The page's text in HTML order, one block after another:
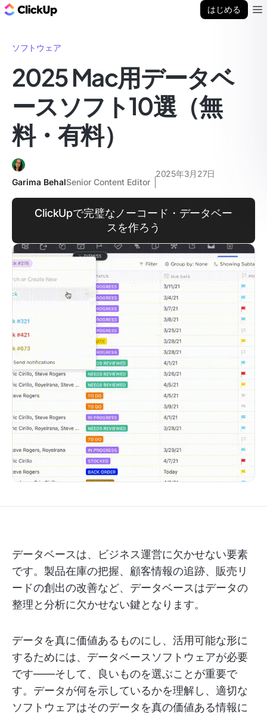
はじめる
ソフトウェア
2025 Mac用データベ
ースソフト10選（無
料・有料）
Garima BehalSenior Content Editor
2025年3月27日
ClickUpで完璧なノーコード・データベー
スを作ろう
データベースは、ビジネス運営に欠かせない要素
です。製品在庫の把握、顧客情報の追跡、販売リ
ードの創出の改善など、データベースはデータの
整理と分析に欠かせない鍵となります。
データを真に価値あるものにし、活用可能な形に
するためには、データベースソフトウェアが必要
です——そして、良いものを選ぶことが重要で
す。データが何を示しているかを理解し、適切な
ソフトウェアはそのデータを真の価値ある情報に